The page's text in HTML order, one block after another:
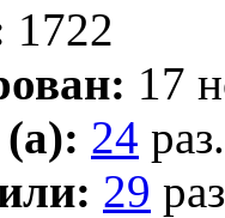
1722
17
24 раз.
29